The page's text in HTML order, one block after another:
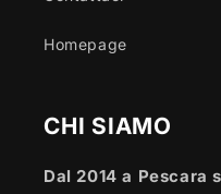
Homepage
CHI SIAMO
Dal 2014 a Pescara